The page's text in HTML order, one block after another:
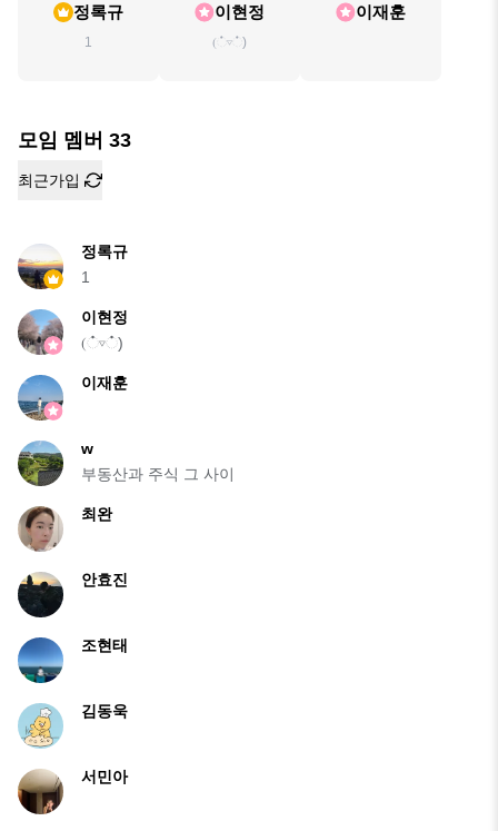
정록규
1
이현정
(்▿்)
이재훈
모임 멤버 33
최근가입
정록규
1
이현정
(்▿்)
이재훈
w
부동산과 주식 그 사이
최완
안효진
조현태
김동욱
서민아